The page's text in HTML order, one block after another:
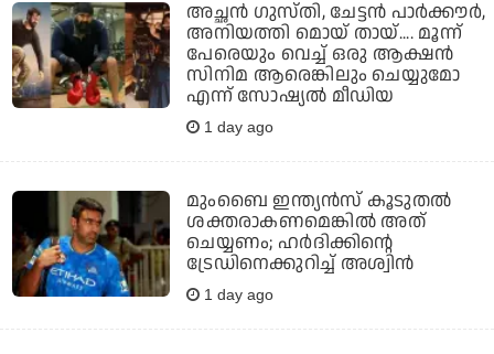
അച്ഛന്‍ ഗുസ്തി, ചേട്ടന്‍ പാര്‍ക്കൗര്‍,
അനിയത്തി മൊയ് തായ്.... മൂന്ന്
പേരെയും വെച്ച് ഒരു ആക്ഷന്‍
സിനിമ ആരെങ്കിലും ചെയ്യുമോ
എന്ന് സോഷ്യല്‍ മീഡിയ
1 day ago
മുംബൈ ഇന്ത്യന്‍സ് കൂടുതല്‍
ശക്തരാകണമെങ്കില്‍ അത്
ചെയ്യണം; ഹര്‍ദിക്കിന്റെ
ട്രേഡിനെക്കുറിച്ച് അശ്വിന്‍
1 day ago